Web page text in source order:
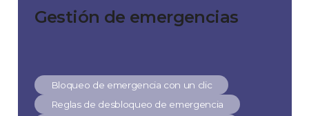
Gestión de emergencias
Bloqueo de emergencia con un clic
Reglas de desbloqueo de emergencia